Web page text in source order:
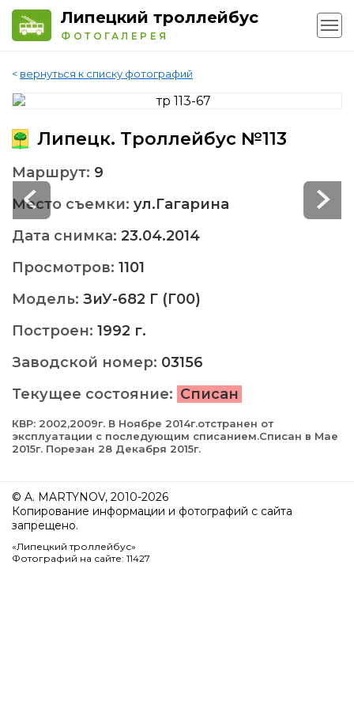
Липецкий троллейбус
ФОТОГАЛЕРЕЯ
< вернуться к списку фотографий
Липецк. Троллейбус №113
Маршрут: 9
Место съемки: ул.Гагарина
Дата снимка: 23.04.2014
Просмотров: 1101
Модель: ЗиУ-682 Г (Г00)
Построен: 1992 г.
Заводской номер: 03156
Текущее состояние: Списан
КВР: 2002,2009г. В Ноябре 2014г.отстранен от
эксплуатации с последующим списанием.Списан в Мае
2015г. Порезан 28 Декабря 2015г.
© A. MARTYNOV, 2010-2026
Копирование информации и фотографий с сайта
запрещено.
«Липецкий троллейбус»
Фотографий на сайте: 11427